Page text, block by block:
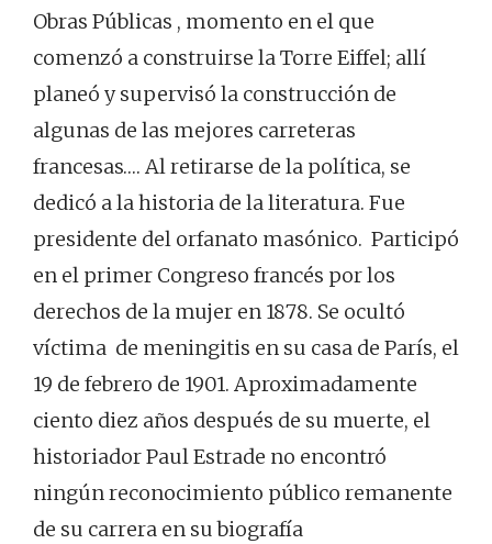
Obras Públicas , momento en el que
comenzó a construirse la Torre Eiffel; allí
planeó y supervisó la construcción de
algunas de las mejores carreteras
francesas…. Al retirarse de la política, se
dedicó a la historia de la literatura.​ Fue
presidente del orfanato masónico. Participó
en el primer Congreso francés por los
derechos de la mujer en 1878. Se ocultó
víctima de meningitis en su casa de París, el
19 de febrero de 1901.​ Aproximadamente
ciento diez años después de su muerte, el
historiador Paul Estrade no encontró
ningún reconocimiento público remanente
de su carrera en su biografía